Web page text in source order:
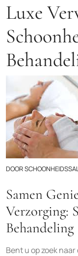
Luxe
DOOR
Samen
Verzorging:
Behandeling
Bent u op zoek